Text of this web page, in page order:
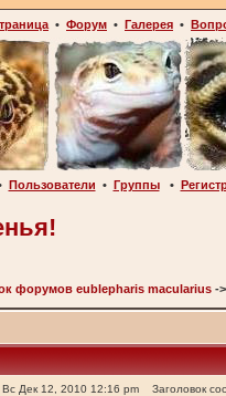
• Форум • Галерея •
Пользователи • Группы•
форумов eublepharis macularius -
Дек 12, 2010 12:16 pm Заголовок